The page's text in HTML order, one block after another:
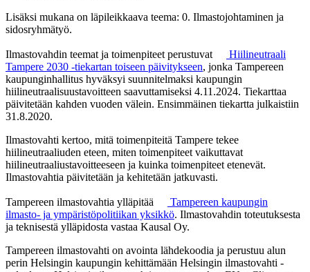
Lisäksi mukana on läpileikkaava teema: 0. Ilmastojohtaminen ja
sidosryhmätyö.
Ilmastovahdin teemat ja toimenpiteet perustuvat
Hiilineutraali
Tampere 2030 -tiekartan toiseen päivitykseen, jonka Tampereen
kaupunginhallitus hyväksyi suunnitelmaksi kaupungin
hiilineutraalisuustavoitteen saavuttamiseksi 4.11.2024. Tiekarttaa
päivitetään kahden vuoden välein. Ensimmäinen tiekartta julkaistiin
31.8.2020.
Ilmastovahti kertoo, mitä toimenpiteitä Tampere tekee
hiilineutraaliuden eteen, miten toimenpiteet vaikuttavat
hiilineutraaliustavoitteeseen ja kuinka toimenpiteet etenevät.
Ilmastovahtia päivitetään ja kehitetään jatkuvasti.
Tampereen ilmastovahtia ylläpitää Tampereen kaupungin
ilmasto- ja ympäristöpolitiikan yksikkö. Ilmastovahdin toteutuksesta
ja teknisestä ylläpidosta vastaa Kausal Oy.
Tampereen ilmastovahti on avointa lähdekoodia ja perustuu alun
perin Helsingin kaupungin kehittämään Helsingin ilmastovahti -